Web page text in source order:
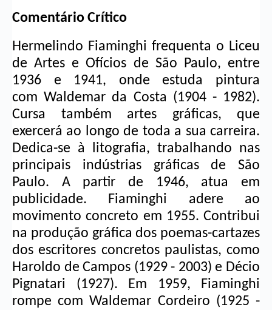
Comentário Crítico
Hermelindo Fiaminghi frequenta o Liceu
de Artes e Ofícios de São Paulo, entre
1936 e 1941, onde estuda pintura
com Waldemar da Costa (1904 - 1982).
Cursa também artes gráficas, que
exercerá ao longo de toda a sua carreira.
Dedica-se à litografia, trabalhando nas
principais indústrias gráficas de São
Paulo. A partir de 1946, atua em
publicidade. Fiaminghi adere ao
movimento concreto em 1955. Contribui
na produção gráfica dos poemas-cartazes
dos escritores concretos paulistas, como
Haroldo de Campos (1929 - 2003) e Décio
Pignatari (1927). Em 1959, Fiaminghi
rompe com Waldemar Cordeiro (1925 -